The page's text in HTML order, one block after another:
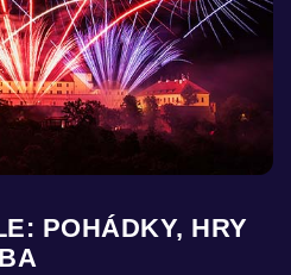
POHÁDKY, HRY